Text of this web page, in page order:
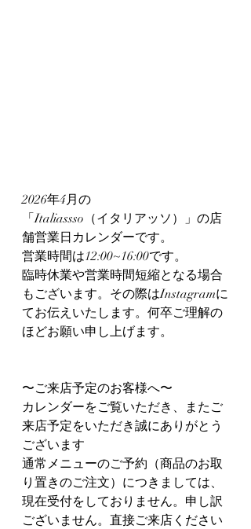
2026年4月の
「Italiassso（イタリアッソ）」の店
舗営業日カレンダーです。
営業時間は12:00~16:00です。
臨時休業や営業時間短縮となる場合
もございます。その際はInstagramに
てお伝えいたします。何卒ご理解の
ほどお願い申し上げます。
〜ご来店予定のお客様へ〜
カレンダーをご覧いただき、またご
来店予定をいただき誠にありがとう
ございます
通常メニューのご予約（商品のお取
り置きのご注文）につきましては、
現在受付をしておりません。申し訳
ございません。直接ご来店ください